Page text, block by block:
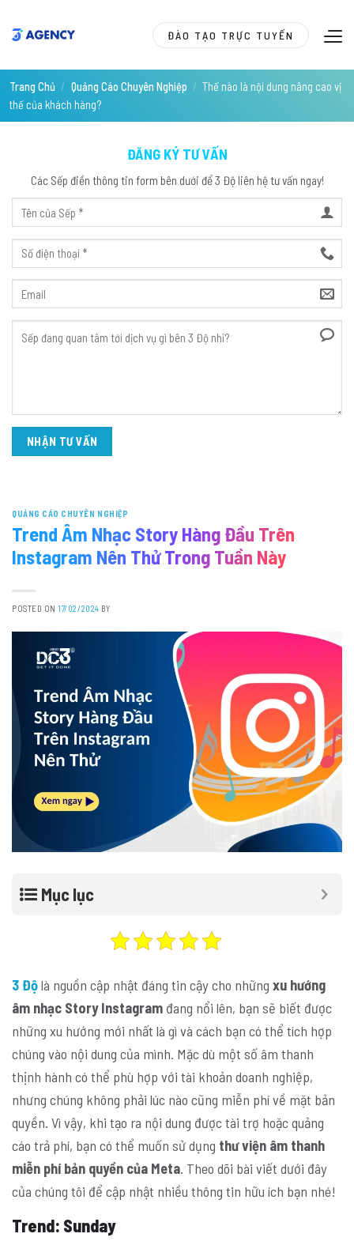
ĐÀO TẠO TRỰC TUYẾN
Trang Chủ / Quảng Cáo Chuyên Nghiệp / Thế nào là nội dung nâng cao vị
thế của khách hàng?
QUẢNG CÁO CHUYÊN NGHIỆP
Trend Âm Nhạc Story Hàng Đầu Trên
Instagram Nên Thử Trong Tuần Này
POSTED ON 17/02/2024 BY
Mục lục
3 Độlà nguồn cập nhật đáng tin cậy cho những xu hướng
âm nhạc Story Instagram đang nổi lên, bạn sẽ biết được
những xu hướng mới nhất là gì và cách bạn có thể tích hợp
chúng vào nội dung của mình. Mặc dù một số âm thanh
thịnh hành có thể phù hợp với tài khoản doanh nghiệp,
nhưng chúng không phải lúc nào cũng miễn phí về mặt bản
quyền. Vì vậy, khi tạo ra nội dung được tài trợ hoặc quảng
cáo trả phí, bạn có thể muốn sử dụng thư viện âm thanh
miễn phí bản quyền của Meta. Theo dõi bài viết dưới đây
của chúng tôi để cập nhật nhiều thông tin hữu ích bạn nhé!
Trend: Sunday
ĐĂNG KÝ TƯ VẤN
Các Sếp điền thông tin form bên dưới để 3 Độ liên hệ tư vấn ngay!